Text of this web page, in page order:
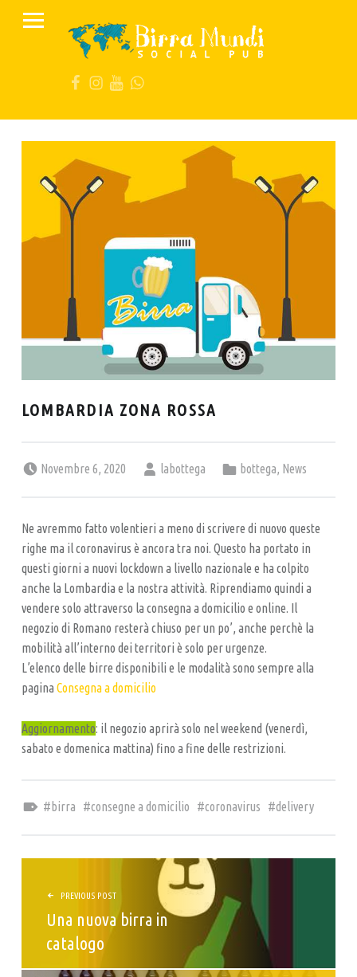
A
M
U
N
D
O
C
I
L
B
–
I
R
R
E
R
I
A
R
T
G
I
N
E
LOMBARDIA ZONA ROSSA
Novembre 6, 2020
labottega
bottega, News
Ne avremmo fatto volentieri a meno di scrivere di nuovo queste
righe ma il coronavirus è ancora tra noi. Questo ha portato in
questi giorni a nuovi lockdown a livello nazionale e ha colpito
anche la Lombardia e la nostra attività. Riprendiamo quindi a
vendere solo attraverso la consegna a domicilio e online. Il
negozio di Romano resterà chiuso per un po’, anche perchè la
mobilità all’interno dei territori è solo per urgenze.
L’elenco delle birre disponibili e le modalità sono sempre alla
pagina Consegna a domicilio
Aggiornamento: il negozio aprirà solo nel weekend (venerdì,
sabato e domenica mattina) fino a fine delle restrizioni.
birra
consegne a domicilio coronavirus delivery
NAVIGAZIONE ARTICOLI
PREVIOUS POST
Una nuova birra in
catalogo